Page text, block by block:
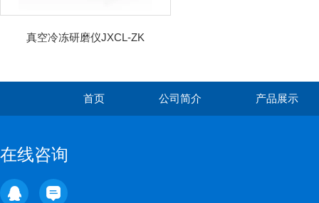
真空冷冻研磨仪JXCL-ZK
首页 公司简介 产品展示
在线咨询